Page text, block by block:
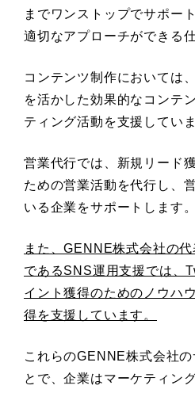
までワンストップでサポー
適切なアプローチができる
コンテンツ制作においては
を活かした効果的なコンテ
ティング活動を支援していま
営業代行では、新規リード
ための営業活動を代行し、
いる企業をサポートします。
また、GENNE株式会社の
であるSNS運用支援では、
イント獲得のためのノウハ
得を支援しています。
これらのGENNE株式会社
とで、企業はマーケティン